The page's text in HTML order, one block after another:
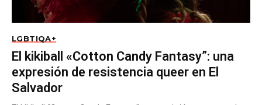
LGBTIQA+
El kikiball «Cotton Candy Fantasy”: una
expresión de resistencia queer en El
Salvador